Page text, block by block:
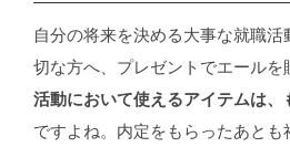
自分の将来を決める大事な就職
切な方へ、プレゼントでエールを
活動において使えるアイテムは、
ですよね。内定をもらったあとも